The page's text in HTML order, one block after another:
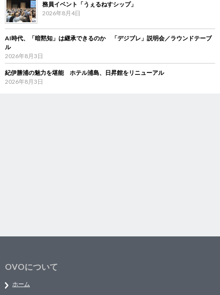
務員イベント「うぇるねすシップ」
2026年8月4日
AI時代、「暗黙知」は継承できるのか 「デジブレ」説明会／ラウンドテーブ
ル
2026年8月3日
紀伊勝浦の魅力を堪能 ホテル浦島、日昇館をリニューアル
2026年8月3日
OVOについて
ホーム